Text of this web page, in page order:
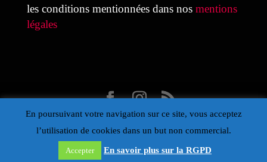
les conditions mentionnées dans nos mentions
légales
Design Laure Colmant pour la MDJ avec Divi
- Propulsé par Wordpress – Œil de la Maison
des journalistes – 2025
En poursuivant votre navigation sur ce site, vous acceptez
l’utilisation de cookies dans un but non commercial.
Accepter En savoir plus sur la RGPD